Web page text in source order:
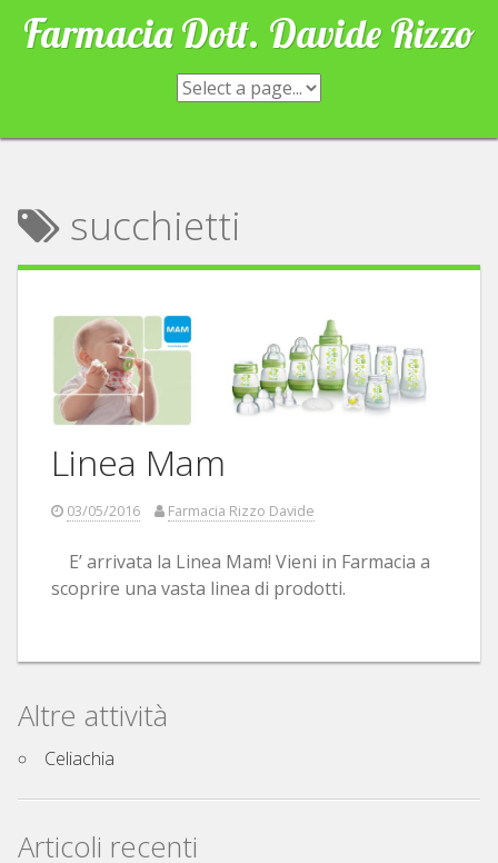
SkipFarmacia Dott. Davide Rizzo
succhietti
Linea Mam
03/05/2016 Farmacia Rizzo Davide
E’ arrivata la Linea Mam! Vieni in Farmacia a
scoprire una vasta linea di prodotti.
Altre attività
Celiachia
Articoli recenti